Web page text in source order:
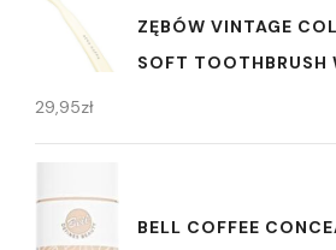
ZĘBÓW VINTAGE
SOFT TOOTHBRUSH
29,95zł
BELL COFFEE